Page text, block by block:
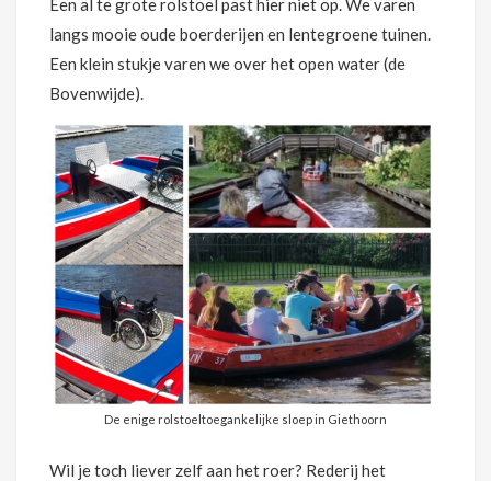
Een al te grote rolstoel past hier niet op. We varen
langs mooie oude boerderijen en lentegroene tuinen.
Een klein stukje varen we over het open water (de
Bovenwijde).
De enige rolstoeltoegankelijke sloep in Giethoorn
Wil je toch liever zelf aan het roer? Rederij het